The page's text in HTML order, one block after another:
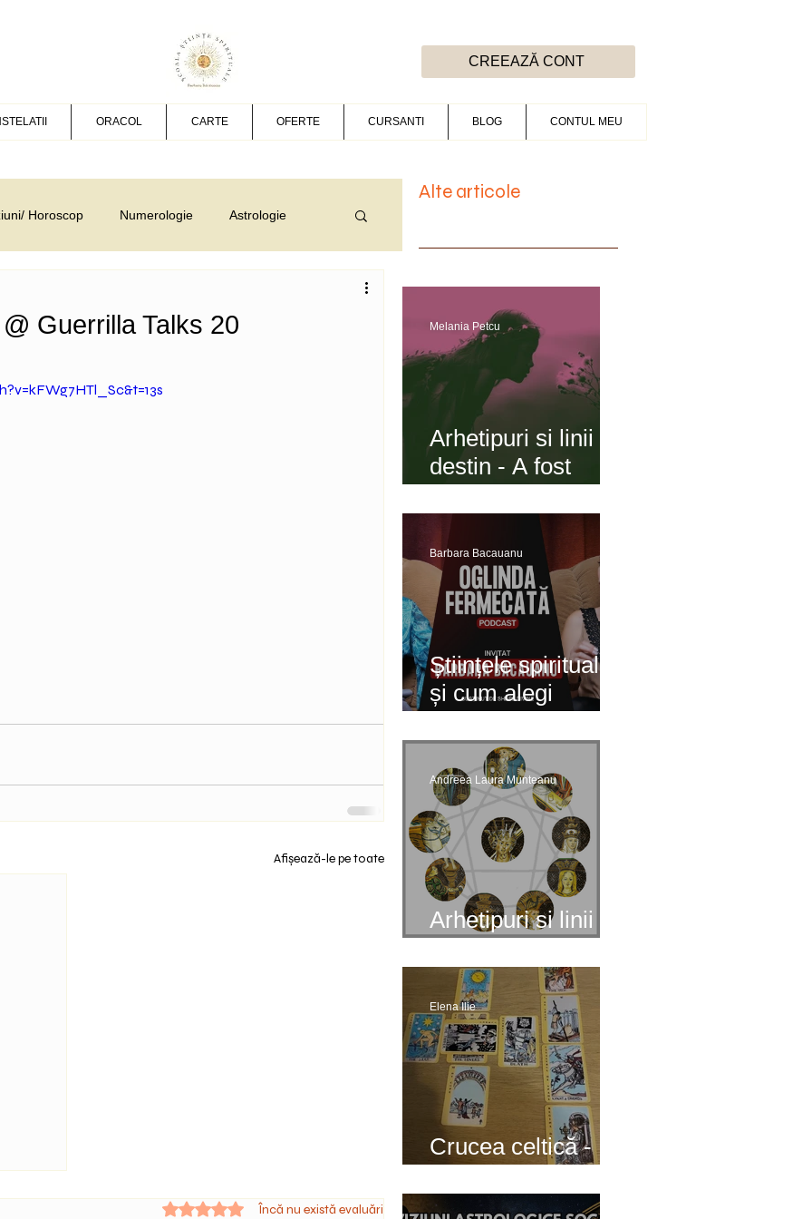
CREEAZĂ CONT
ORACOL CARTE OFERTE CURSANTI BLOG CONTUL MEU
Horoscop Numerologie Astrologie
Guerrilla Talks 20
Afișează-le pe toate
Evaluat(ă) cu 0 din 5 stele.
Încă nu există evaluări
Alte articole
Arhetipuri si linii de
destin - A fost
Melania Petcu
Științele spirituale
și cum alegi
astrolog Barbara
Băcăuanu
Barbara Bacauanu
Arhetipuri si linii de
Andreea Laura Munteanu
Crucea celtică -
Elena Ilie